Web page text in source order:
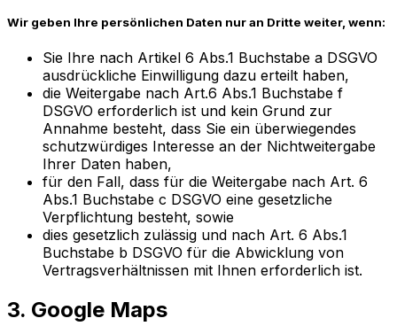
Wir geben Ihre persönlichen Daten nur an Dritte weiter, wenn:
Sie Ihre nach Artikel 6 Abs.1 Buchstabe a DSGVO
ausdrückliche Einwilligung dazu erteilt haben,
die Weitergabe nach Art.6 Abs.1 Buchstabe f
DSGVO erforderlich ist und kein Grund zur
Annahme besteht, dass Sie ein überwiegendes
schutzwürdiges Interesse an der Nichtweitergabe
Ihrer Daten haben,
für den Fall, dass für die Weitergabe nach Art. 6
Abs.1 Buchstabe c DSGVO eine gesetzliche
Verpflichtung besteht, sowie
dies gesetzlich zulässig und nach Art. 6 Abs.1
Buchstabe b DSGVO für die Abwicklung von
Vertragsverhältnissen mit Ihnen erforderlich ist.
3. Google Maps